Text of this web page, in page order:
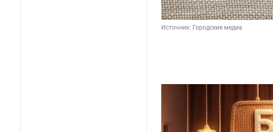
Источник: Городские медиа